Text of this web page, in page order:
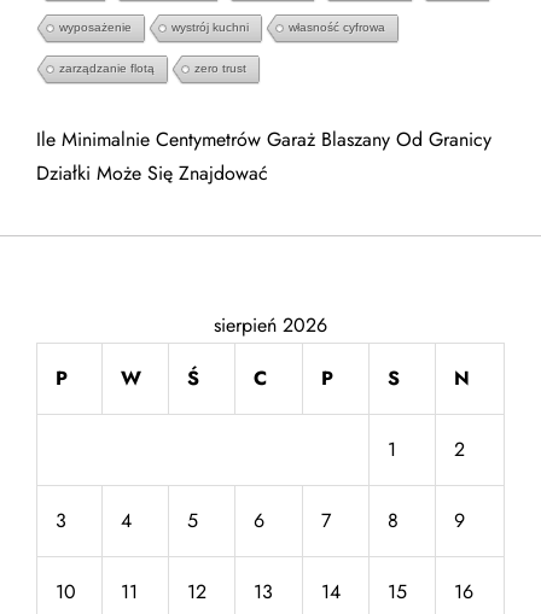
wyposażenie wystrój kuchni własność cyfrowa
zarządzanie flotą zero trust
Ile Minimalnie Centymetrów Garaż Blaszany Od Granicy
Działki Może Się Znajdować
sierpień 2026
P
W Ś C P S N
1 2
3 4 5 6 7 8 9
10 11 12 13 14 15 16